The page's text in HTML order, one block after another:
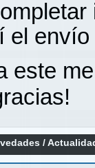
el
este
/